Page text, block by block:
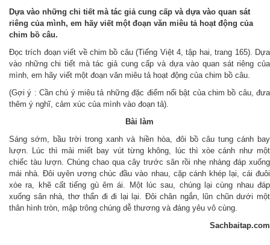
Dựa vào những chi tiết mà tác giả cung cấp và dựa vào quan sát
riêng của mình, em hãy viết một đoạn văn miêu tả hoạt động của
chim bồ câu.
Đọc trích đoạn viết về chim bồ câu (Tiếng Việt 4, tập hai, trang 165). Dựa
vào những chi tiết mà tác giả cung cấp và dựa vào quan sát riêng của
mình, em hãy viết một đoạn văn miêu tả hoạt động của chim bồ câu.
(Gợi ý : Cần chú ý miêu tả những đặc điểm nổi bật của chim bồ câu, đưa
thêm ý nghĩ, cảm xúc của mình vào đoạn tả).
Bài làm
Sáng sớm, bầu trời trong xanh và hiền hòa, đôi bồ câu tung cánh bay
lượn. Lúc thì mải miết bay vút từng không, lúc thì xòe cánh như một
chiếc tàu lượn. Chúng chao qua cây trước sân rồi nhẹ nhàng đáp xuống
mái nhà. Đôi uyên ương chúc đầu vào nhau, cặp cánh khép lại, cái đuôi
xòe ra, khẽ cất tiếng gù êm ái.
Một lúc sau, chúng lại cùng nhau đáp
xuống sân nhà, thơ thẩn điđi lại lại. Đôi chân ngắn, lũn chũn dưới một
thân hình tròn, mập trông chúng dễ thương và đáng yêu vô cùng.
Sachbaitap.com